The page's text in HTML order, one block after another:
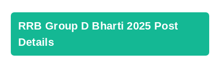
RRB Group D Bharti 2025 Post
Details